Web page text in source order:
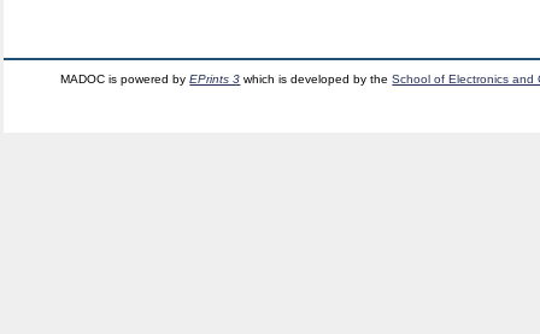
MADOC is powered byEPrints 3 which is developed by theSchool of Electronics and